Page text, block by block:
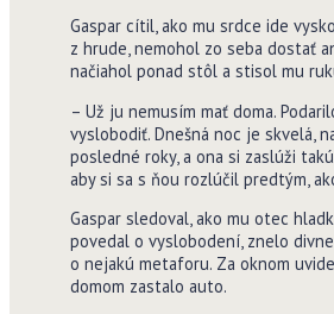
Gaspar cítil, ako mu srdce ide
z hrude, nemohol zo seba dostať
načiahol ponad stôl a stisol mu
– Už ju nemusím mať doma.
vyslobodiť. Dnešná noc je skvelá,
posledné roky, a ona si zaslúži
aby si sa s ňou rozlúčil predtým,
Gaspar sledoval, ako mu otec
povedal o vyslobodení, znelo
o nejakú metaforu. Za oknom
domom zastalo auto.